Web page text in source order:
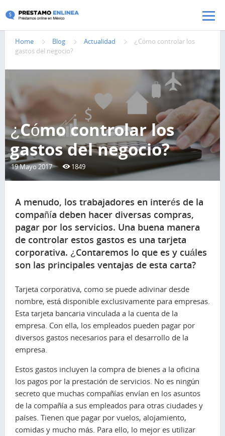
Pasar al contenido principal
Home Blog Actualidad
¿Cómo controlar los
gastos del negocio?
¿Cómo controlar los
gastos del negocio?
19 Mayo 2017 1849
A menudo, los trabajadores en interés de la
compañía deben hacer diversas compras,
pagar por los servicios. Una buena manera
de controlar estos gastos es una tarjeta
corporativa. ¿Contaremos lo que es y cuáles
son las principales ventajas de esta carta?
Tarjeta corporativa, como se puede adivinar desde
nombre, está disponible exclusivamente para empresas.
Esta tarjeta bancaria vinculada a la cuenta de la
empresa. Con ella, los empleados pueden pagar por
diversos gastos necesarios para el desarrollo de la
empresa.
Estos gastos incluyen la compra de bienes a la oficina
los pagos por la prestación de servicios. No es ningún
secreto que muchas compañías envían en los asuntos
de la compañía a sus empleados para otras ciudades y
países. Tienen que pagar por vuelos, alojamiento,
comidas y mucho más. Para ello, lo mejor es utilizar